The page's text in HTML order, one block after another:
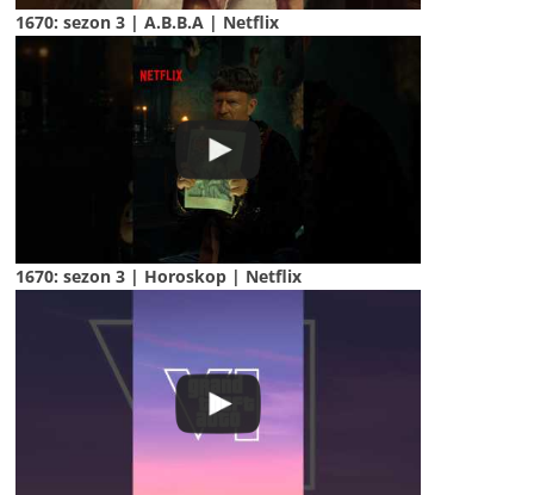
1670: sezon 3 | A.B.B.A | Netflix
1670: sezon 3 | Horoskop | Netflix